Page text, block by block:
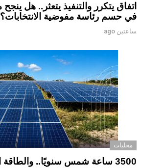
في حسم رئاسة مفوضية الانتخابات؟
ساعتين ago
محليات
3500 ساعة شمس سنويًا.. والطاقة المتجددة شبه غائبة